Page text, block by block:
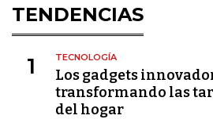
TENDENCIAS
1 TECNOLOGÍA
Los gadgets
transformando las
del hogar